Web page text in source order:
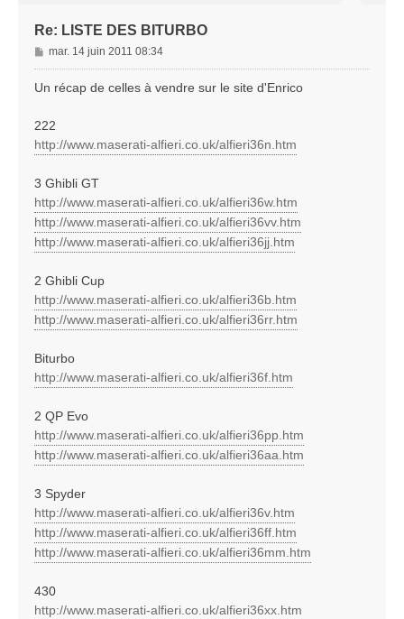
Re: LISTE DES BITURBO
M
e
s
g
e
mar. 14 juin 2011 08:34
Un récap de celles à vendre sur le site d'Enrico
222
http://www.maserati-alfieri.co.uk/alfieri36n.htm
3 Ghibli GT
http://www.maserati-alfieri.co.uk/alfieri36w.htm
http://www.maserati-alfieri.co.uk/alfieri36vv.htm
http://www.maserati-alfieri.co.uk/alfieri36jj.htm
2 Ghibli Cup
http://www.maserati-alfieri.co.uk/alfieri36b.htm
http://www.maserati-alfieri.co.uk/alfieri36rr.htm
Biturbo
http://www.maserati-alfieri.co.uk/alfieri36f.htm
2 QP Evo
http://www.maserati-alfieri.co.uk/alfieri36pp.htm
http://www.maserati-alfieri.co.uk/alfieri36aa.htm
3 Spyder
http://www.maserati-alfieri.co.uk/alfieri36v.htm
http://www.maserati-alfieri.co.uk/alfieri36ff.htm
http://www.maserati-alfieri.co.uk/alfieri36mm.htm
430
http://www.maserati-alfieri.co.uk/alfieri36xx.htm